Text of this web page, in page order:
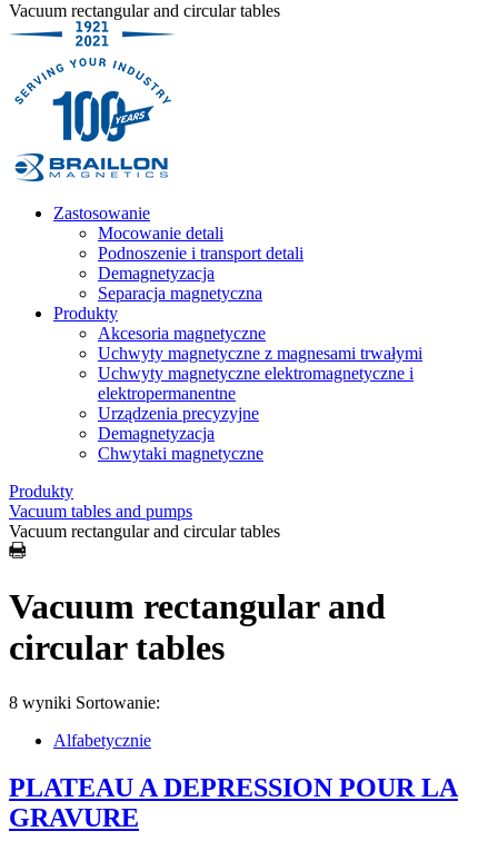
Vacuum rectangular and circular tables
Zastosowanie
Mocowanie detali
Podnoszenie i transport detali
Demagnetyzacja
Separacja magnetyczna
Produkty
Akcesoria magnetyczne
Uchwyty magnetyczne z magnesami trwałymi
Uchwyty magnetyczne elektromagnetyczne i
elektropermanentne
Urządzenia precyzyjne
Demagnetyzacja
Chwytaki magnetyczne
Produkty
Vacuum tables and pumps
Vacuum rectangular and circular tables
Vacuum rectangular and
circular tables
8 wyniki Sortowanie:
Alfabetycznie
PLATEAU A DEPRESSION POUR LA
GRAVURE